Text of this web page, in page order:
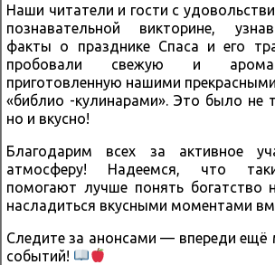
Наши читатели и гости с
познавательной викторине,
факты о празднике Спаса и его
пробовали свежую и
приготовленную нашими прекрасными
«библио -кулинарами». Это было не
но и вкусно!
Благодарим всех за активное
атмосферу! Надеемся, что
помогают лучше понять богатство
насладиться вкусными моментами
Следите за анонсами — впереди ещё
событий!